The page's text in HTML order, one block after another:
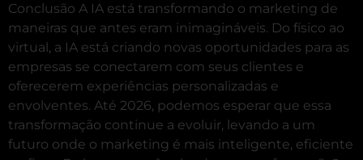
Conclusão A IA está transformando o marketing de
maneiras que antes eram inimagináveis. Do físico ao
virtual, a IA está criando novas oportunidades para as
empresas se conectarem com seus clientes e
oferecerem experiências personalizadas e
envolventes. Até 2026, podemos esperar que essa
transformação continue a evoluir, levando a um
futuro onde o marketing é mais inteligente, eficiente